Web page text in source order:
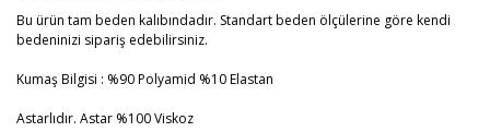
Bu ürün tam beden kalıbındadır. Standart beden ölçülerine göre kendi
bedeninizi sipariş edebilirsiniz.
Kumaş Bilgisi : %90 Polyamid %10 Elastan
Astarlıdır. Astar %100 Viskoz